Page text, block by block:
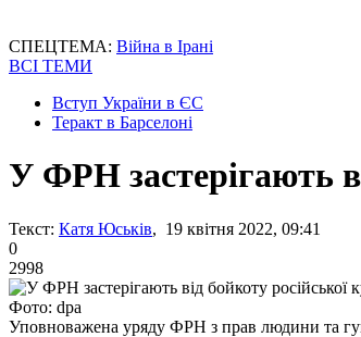
СПЕЦТЕМА: Війна в Ірані
ВСІ ТЕМИ
Вступ України в ЄС
Теракт в Барселоні
У ФРН застерігають
Текст: Катя Юськів, 19 квітня 2022, 09:41
0
2998
Фото: dpa
Уповноважена уряду ФРН з прав людини та